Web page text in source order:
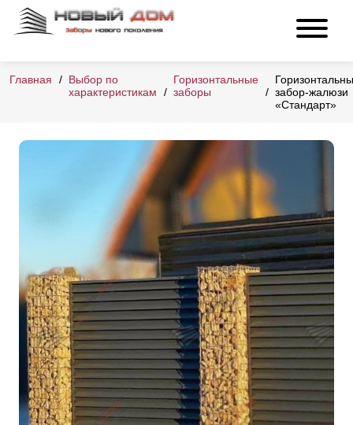
Главная
Выбор по
характеристикам
Горизонтальные
заборы
забор-жалюзи
«Стандарт»